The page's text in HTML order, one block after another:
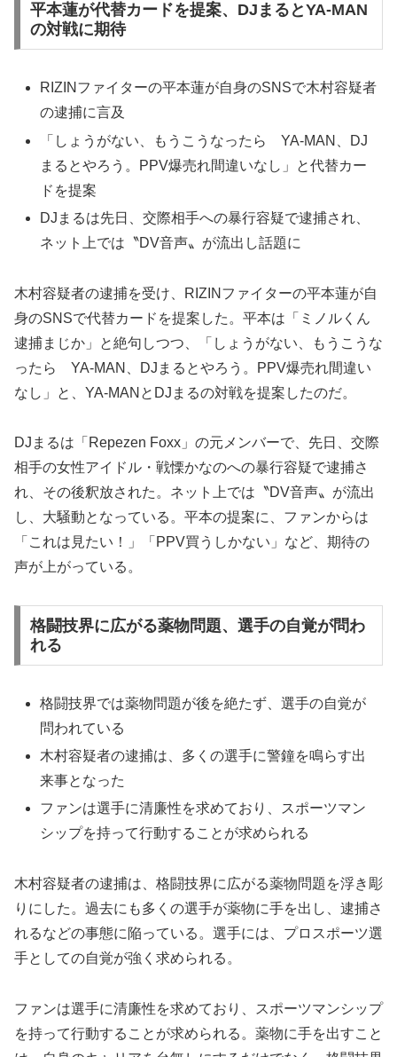
平本蓮が代替カードを提案、DJまるとYA-MAN
の対戦に期待
RIZINファイターの平本蓮が自身のSNSで木村容疑者
の逮捕に言及
「しょうがない、もうこうなったら YA-MAN、DJ
まるとやろう。PPV爆売れ間違いなし」と代替カー
ドを提案
DJまるは先日、交際相手への暴行容疑で逮捕され、
ネット上では〝DV音声〟が流出し話題に
木村容疑者の逮捕を受け、RIZINファイターの平本蓮が自
身のSNSで代替カードを提案した。平本は「ミノルくん
逮捕まじか」と絶句しつつ、「しょうがない、もうこうな
ったら YA-MAN、DJまるとやろう。PPV爆売れ間違い
なし」と、YA-MANとDJまるの対戦を提案したのだ。
DJまるは「Repezen Foxx」の元メンバーで、先日、交際
相手の女性アイドル・戦慄かなのへの暴行容疑で逮捕さ
れ、その後釈放された。ネット上では〝DV音声〟が流出
し、大騒動となっている。平本の提案に、ファンからは
「これは見たい！」「PPV買うしかない」など、期待の
声が上がっている。
格闘技界に広がる薬物問題、選手の自覚が問わ
れる
格闘技界では薬物問題が後を絶たず、選手の自覚が
問われている
木村容疑者の逮捕は、多くの選手に警鐘を鳴らす出
来事となった
ファンは選手に清廉性を求めており、スポーツマン
シップを持って行動することが求められる
木村容疑者の逮捕は、格闘技界に広がる薬物問題を浮き彫
りにした。過去にも多くの選手が薬物に手を出し、逮捕さ
れるなどの事態に陥っている。選手には、プロスポーツ選
手としての自覚が強く求められる。
ファンは選手に清廉性を求めており、スポーツマンシップ
を持って行動することが求められる。薬物に手を出すこと